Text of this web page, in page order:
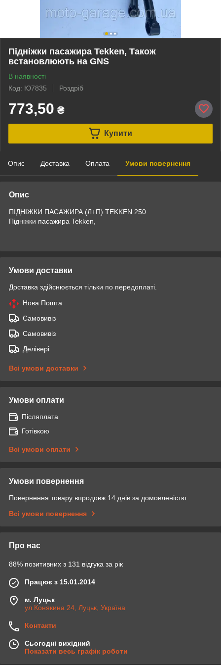
Підніжки пасажира Tekken, Також
встановлюють на GNS
В наявності
Код: Ю7835
Роздріб
773,50 ₴
Купити
Опис Доставка Оплата Умови повернення
Опис
ПІДНІЖКИ ПАСАЖИРА (Л+П) TEKKEN 250
Підніжки пасажира Tekken,
Умови доставки
Доставка здійснюється тільки по передоплаті.
Нова Пошта
Самовивіз
Самовивіз
Делівері
Всі умови доставки
Умови оплати
Післяплата
Готівкою
Всі умови оплати
Умови повернення
Повернення товару впродовж 14 днів за домовленістю
Всі умови повернення
Про нас
88% позитивних з 131 відгука за рік
Працює з 15.01.2014
м. Луцьк
ул.Конякина 24, Луцьк, Україна
Контакти
Сьогодні вихідний
Показати весь графік роботи